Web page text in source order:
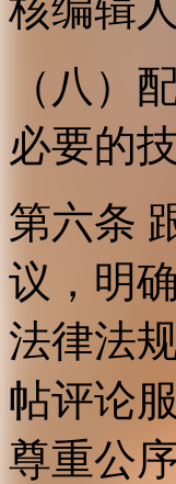
（八）
必要的
第六条
议，明
法律法
帖评论
尊重公